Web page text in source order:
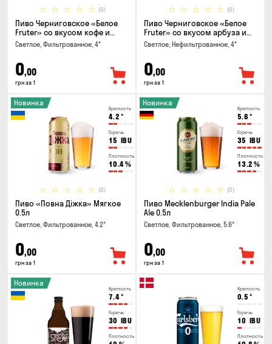
(0)
Пиво Черниговское «Белое
Fruter» со вкусом кофе и
апельсина 0.5 л
Светлое, Фильтрованное, 4°
0,00
грн за 1
(0)
Пиво Черниговское «Белое
Fruter» со вкусом арбуза и
мяты 0.5л
Светлое, Нефильтрованное, 4°
0,00
грн за 1
Крепость
4.2 °
Горечь
15 IBU
Плотность
10.4%
(0)
Новинка
Пиво «Повна Діжка» Мягкое
0.5л
Светлое, Фильтрованное, 4.2°
0,00
грн за 1
Крепость
5.6 °
Горечь
35 IBU
Плотность
13.2 %
(0)
Новинка
Пиво Mecklenburger India Pale
Ale 0.5л
Светлое, Фильтрованное, 5.6°
0,00
грн за 1
Крепость
7.4°
Горечь
30 IBU
Плотность
Новинка
Крепость
0.5 °
Горечь
10 IBU
Плотность